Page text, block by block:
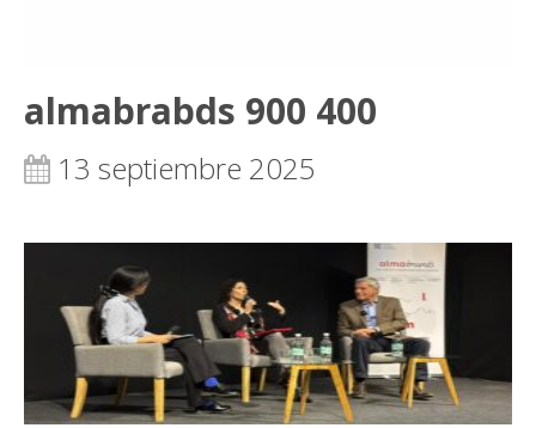
almabrabds 900 400
13 septiembre 2025